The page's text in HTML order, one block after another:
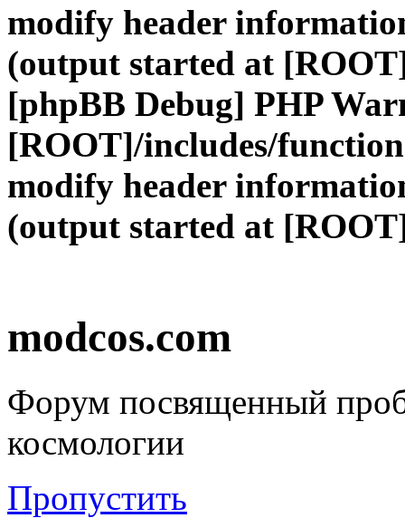
modify header
(output started at
[phpBB Debug] PHP
[ROOT]/includes/
modify header
(output started at
modcos.com
Форум посвященный
космологии
Пропустить